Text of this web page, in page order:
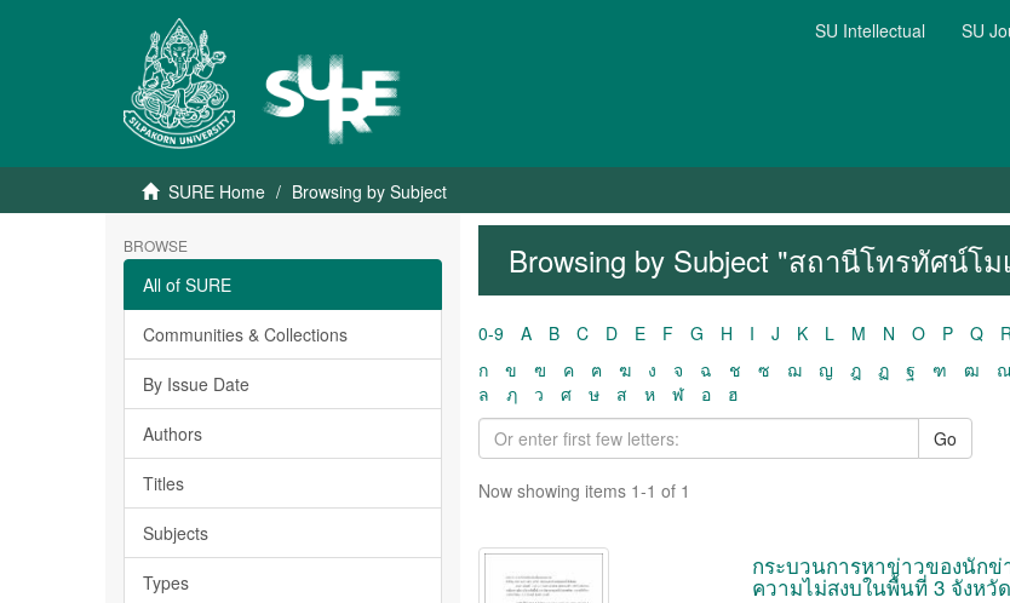
SU Intellectual SU
SURE Home Browsing by Subject
BROWSE
All of SURE
Communities & Collections
By Issue Date
Authors
Titles
Subjects
Types
Browsing by Subject "สถานีโทรทัศน์โ
0-9 A B C D E F G H I J K L M N O P Q
ก
ข ฃ ค ฅ ฆ ง จ ฉ ช ซ ฌ ญ ฎ ฏ ฐ ฑ ฒ
ล
ฦ ว ศ ษ ส ห ฬ อ
ฮ
Go
Now showing items 1-1 of 1
กระบวนการหาข่าวของนัก
ความไม่สงบในพื้นที่ 3 จังหวั